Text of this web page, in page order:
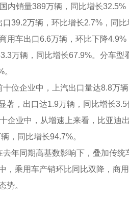
内销量389万辆，同比增长
39.2万辆，环比增长2.7%，同
用车出口6.6万辆，环比下降
万辆，同比增长67.9%。分车
位企业中，上汽出口量达8.8万
著，出口达1.9万辆，同比增长3.5
企业中，从增速上来看，比亚迪
，同比增长94.7%。
去年同期高基数影响下，叠加传
，乘用车产销环比同比双降，商
势。